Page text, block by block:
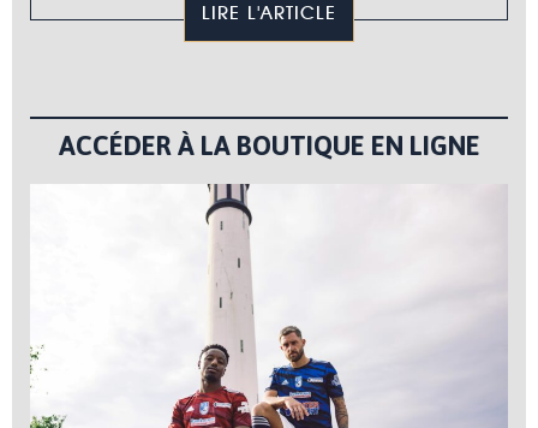
LIRE L'ARTICLE
ACCÉDER À LA BOUTIQUE EN LIGNE